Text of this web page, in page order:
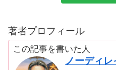
著者プロフィール
この記事を書いた人
ノーディレ